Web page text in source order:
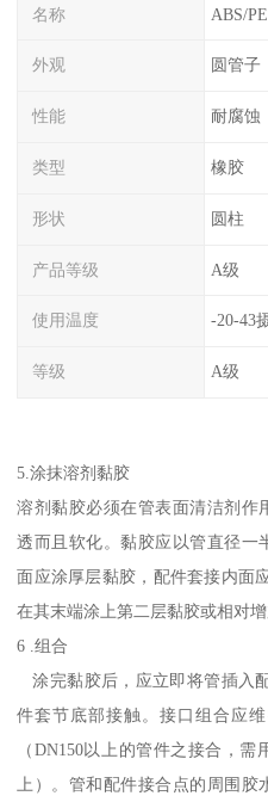
名称 ABS/
外观 圆管子
性能 耐腐蚀
类型 橡胶
形状 圆柱
产品等级 A级
使用温度 -20-43
等级 A级
5.涂抹溶剂黏胶
溶剂黏胶必须在管表面清洁剂作
透而且软化。黏胶应以管直径一
面应涂厚层黏胶，配件套接内面
在其末端涂上第二层黏胶或相对增
6 .组合
涂完黏胶后，应立即将管插入
件套节底部接触。接口组合应
（DN150以上的管件之接合，
上）。管和配件接合点的周围